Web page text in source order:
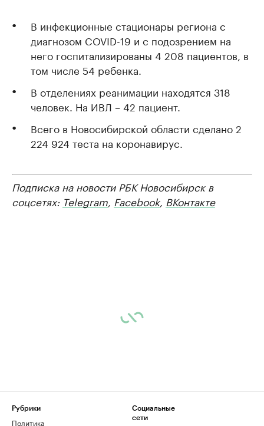
В инфекционные стационары региона с
диагнозом COVID-19 и с подозрением на
него госпитализированы 4 208 пациентов, в
том числе 54 ребенка.
В отделениях реанимации находятся 318
человек. На ИВЛ – 42 пациент.
Всего в Новосибирской области сделано 2
224 924 теста на коронавирус.
Подписка на новости РБК Новосибирск в
соцсетях: Telegram Facebook, ВКонтакте
Рубрики
Политика
Социальные
сети